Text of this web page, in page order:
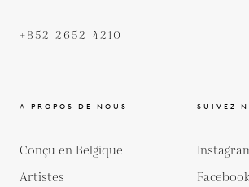
+852 2652 4210
A PROPOS DE NOUS
Conçu en Belgique
Artistes
SUIVEZ